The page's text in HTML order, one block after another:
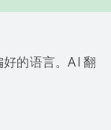
的语言。AI 翻